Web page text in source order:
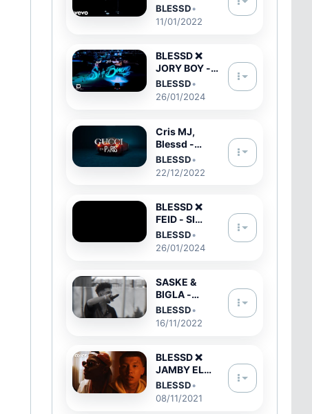
- Donde
Estás (Video
Oficial)
BLESSD•
11/01/2022
BLESSD ❌
JORY BOY -
SI A BUENO 💙
🔥 (VIDEO
OFICIAL)
BLESSD•
26/01/2024
Cris MJ,
Blessd -
Gucci en
Paris (Video
Oficial) |
My World
BLESSD•
22/12/2022
BLESSD ❌
FEID - SI
SABE
FERXXO 🔥
(VIDEO
BLESSD•
26/01/2024
SASKE &
BIGLA -
BLESSED
BLESSD•
16/11/2022
BLESSD ❌
JAMBY EL
FAVO | 💯
SIEMPRE (
OFFICIAL
BLESSD•
08/11/2021